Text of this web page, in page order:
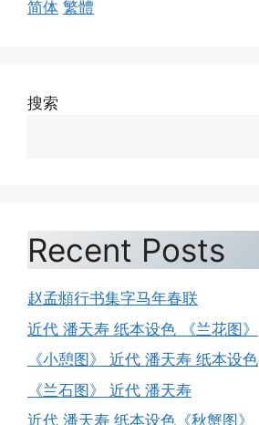
简体 繁體
搜索
Recent Posts
赵孟頫行书集字马年春联
近代 潘天寿 纸本设色 《兰花图》
《小憩图》 近代 潘天寿 纸本设色
《兰石图》 近代 潘天寿
近代 潘天寿 纸本设色《秋蟹图》